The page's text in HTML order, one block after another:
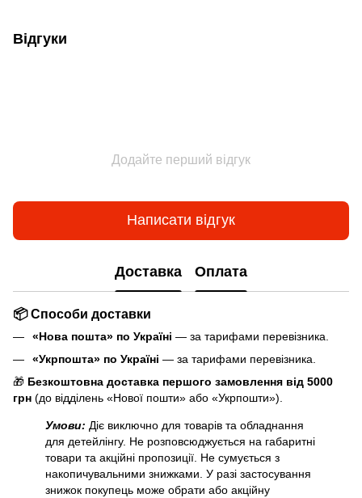
Відгуки
Додайте перший відгук
Написати відгук
Доставка Оплата
📦 Способи доставки
«Нова пошта» по Україні — за тарифами перевізника.
«Укрпошта» по Україні — за тарифами перевізника.
🎁 Безкоштовна доставка першого замовлення від 5000
грн (до відділень «Нової пошти» або «Укрпошти»).
Умови: Діє виключно для товарів та обладнання
для детейлінгу. Не розповсюджується на габаритні
товари та акційні пропозиції. Не сумується з
накопичувальними знижками. У разі застосування
знижок покупець може обрати або акційну